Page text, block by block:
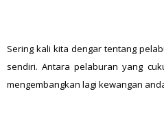
Sering kali kita dengar tentang
sendiri. Antara pelaburan yang
mengembangkan lagi kewangan